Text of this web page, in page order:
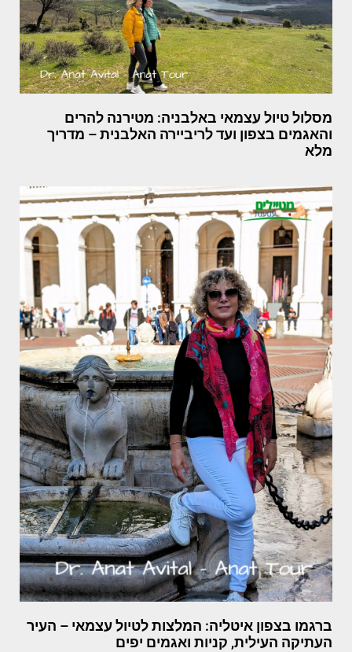
מסלול טיול עצמאי באלבניה: מטירנה להרים
והאגמים בצפון ועד לריביירה האלבנית – מדריך
מלא
ברגמו בצפון איטליה: המלצות לטיול עצמאי – העיר
העתיקה העילית, קניות ואגמים יפים